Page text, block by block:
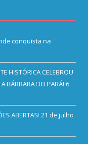
conquista na
HISTÓRICA CELEBROU
BÁRBARA DO PARÁ! 6
ABERTAS! 21 de julho